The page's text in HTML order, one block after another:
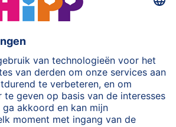
HiPP Babyvoeding
tijdens de Zwangerschap
Gebruiksvoorwaarden
Meer over HiPP Contact